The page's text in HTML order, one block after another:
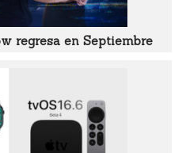
regresa en Septiembre